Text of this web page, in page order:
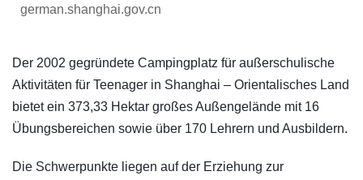
german.shanghai.gov.cn
Der 2002 gegründete Campingplatz für außerschulische
Aktivitäten für Teenager in Shanghai – Orientalisches Land
bietet ein 373,33 Hektar großes Außengelände mit 16
Übungsbereichen sowie über 170 Lehrern und Ausbildern.
Die Schwerpunkte liegen auf der Erziehung zur